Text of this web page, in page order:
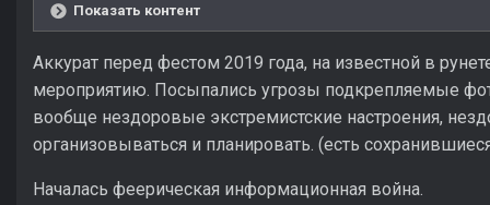
Показать контент
Аккурат перед фестом 2019 года, на известной в
мероприятию. Посыпались угрозы подкрепляемые
вообще нездоровые экстремистские настроения,
организовываться и планировать. (есть
Началась феерическая информационная война.